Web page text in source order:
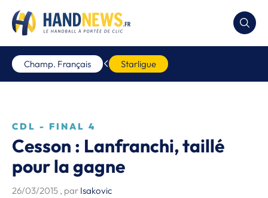
Champ. Français Starligue
CDL - FINAL 4
Cesson : Lanfranchi, taillé
pour la gagne
26/03/2015 , par Isakovic